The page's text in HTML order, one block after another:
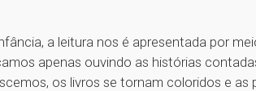
a leitura nos é apresentada por
apenas ouvindo as histórias
os livros se tornam coloridos e as